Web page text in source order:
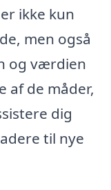
ikke kun
men også
og værdien
af de måder,
dig
til nye